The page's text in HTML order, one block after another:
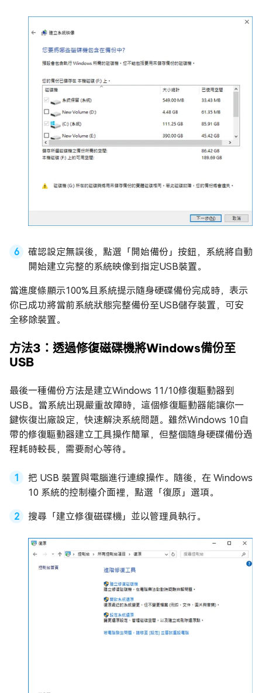
確認設定無誤後，點選「開始備份」按鈕，系統將自動
開始建立完整的系統映像到指定USB裝置。
當進度條顯示100%且系統提示隨身硬碟備份完成時，表示
你已成功將當前系統狀態完整備份至USB儲存裝置，可安
全移除裝置。
方法3：透過修復磁碟機將Windows備份至
USB
最後一種備份方法是建立Windows 11/10修復驅動器到
USB。當系統出現嚴重故障時，這個修復驅動器能讓你一
鍵恢復出廠設定，快速解決系統問題。雖然Windows 10自
帶的修復驅動器建立工具操作簡單，但整個隨身硬碟備份過
程耗時較長，需要耐心等待。
把 USB 裝置與電腦進行連線操作。隨後，在 Windows
10 系統的控制檯介面裡，點選「復原」選項。
搜尋「建立修復磁碟機」並以管理員執行。